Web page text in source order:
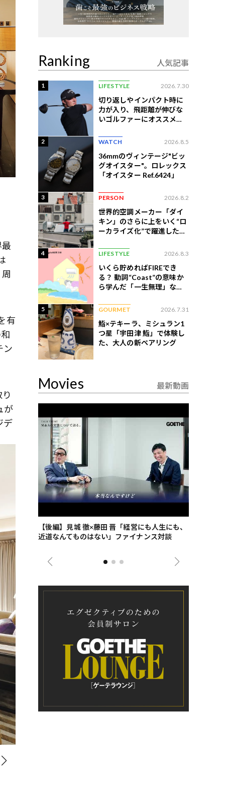
有
ン
が
デ
Ranking 人気記事
1 LIFESTYLE 2026.7.30
切り返しやインパクト時に
力が入り、飛距離が伸びな
いゴルファーにオススメの
2 WATCH 2026.8.5
36mmのヴィンテージ"ビッ
グオイスター"。ロレックス
「オイスター Ref.6424」
3 PERSON 2026.8.2
世界的空調メーカー「ダイ
キン」のさらに上をいく“ロ
ーカライズ化”で躍進したイ
4 LIFESTYLE 2026.8.3
いくら貯めればFIREでき
る？ 動詞“Coast”の意味か
ら学んだ「一生無理」な切
5 GOURMET 2026.7.31
鮨×テキーラ、ミシュラン1
つ星「宇田津 鮨」で体験し
た、大人の新ペアリング
Movies 最新動画
た、海最
【後編】見城 徹×藤田 晋「経営にも人生にも、
近道なんてものはない」ファイナンス対談